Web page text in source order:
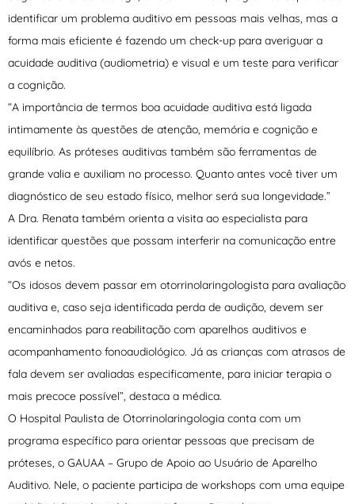
identificar um problema auditivo em pessoas mais velhas, mas a
forma mais eficiente é fazendo um check-up para averiguar a
acuidade auditiva (audiometria) e visual e um teste para verificar
a cognição.
“A importância de termos boa acuidade auditiva está ligada
intimamente às questões de atenção, memória e cognição e
equilíbrio. As próteses auditivas também são ferramentas de
grande valia e auxiliam no processo. Quanto antes você tiver um
diagnóstico de seu estado físico, melhor será sua longevidade.”
A Dra. Renata também orienta a visita ao especialista para
identificar questões que possam interferir na comunicação entre
avós e netos.
“Os idosos devem passar em otorrinolaringologista para avaliação
auditiva e, caso seja identificada perda de audição, devem ser
encaminhados para reabilitação com aparelhos auditivos e
acompanhamento fonoaudiológico. Já as crianças com atrasos de
fala devem ser avaliadas especificamente, para iniciar terapia o
mais precoce possível”, destaca a médica.
O Hospital Paulista de Otorrinolaringologia conta com um
programa específico para orientar pessoas que precisam de
próteses, o GAUAA – Grupo de Apoio ao Usuário de Aparelho
Auditivo. Nele, o paciente participa de workshops com uma equipe